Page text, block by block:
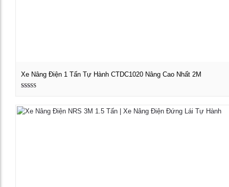
Xe Nâng Điện 1 Tấn Tự Hành CTDC1020 Nâng Cao Nhất 2M
5.00
5 sao